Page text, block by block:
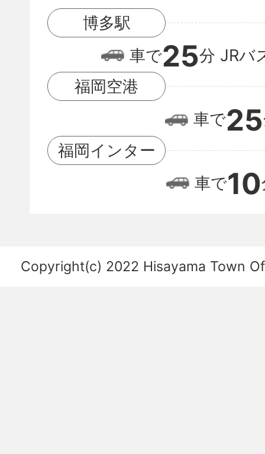
駅
と
福
岡
空
の
を
博多駅
車で25分 JRバ
福岡空港
車で25
福岡インター
車で10
Copyright(c) 2022 Hisayama Town